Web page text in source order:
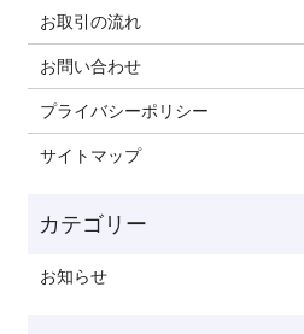
お取引の流れ
お問い合わせ
プライバシーポリシー
サイトマップ
お知らせ